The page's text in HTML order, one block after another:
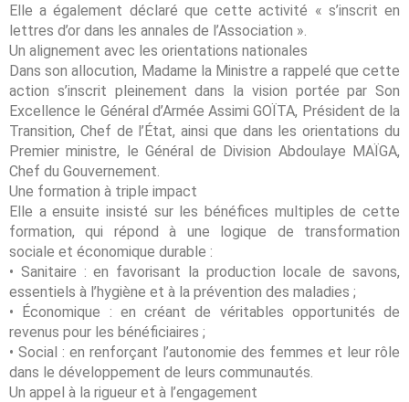
Elle a également déclaré que cette activité « s’inscrit en
lettres d’or dans les annales de l’Association ».
Un alignement avec les orientations nationales
Dans son allocution, Madame la Ministre a rappelé que cette
action s’inscrit pleinement dans la vision portée par Son
Excellence le Général d’Armée Assimi GOÏTA, Président de la
Transition, Chef de l’État, ainsi que dans les orientations du
Premier ministre, le Général de Division Abdoulaye MAÏGA,
Chef du Gouvernement.
Une formation à triple impact
Elle a ensuite insisté sur les bénéfices multiples de cette
formation, qui répond à une logique de transformation
sociale et économique durable :
• Sanitaire : en favorisant la production locale de savons,
essentiels à l’hygiène et à la prévention des maladies ;
• Économique : en créant de véritables opportunités de
revenus pour les bénéficiaires ;
• Social : en renforçant l’autonomie des femmes et leur rôle
dans le développement de leurs communautés.
Un appel à la rigueur et à l’engagement